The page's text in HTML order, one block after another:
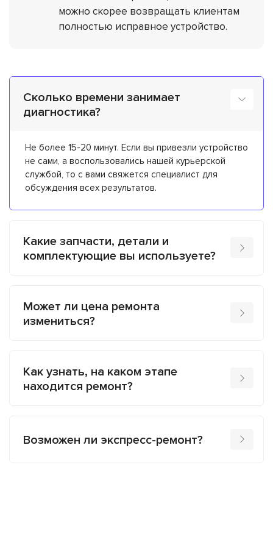
можно скорее возвращать клиентам
полностью исправное устройство.
Сколько времени занимает
диагностика?
Не более 15-20 минут. Если вы привезли устройство
не сами, а воспользовались нашей курьерской
службой, то с вами свяжется специалист для
обсуждения всех результатов.
Какие запчасти, детали и
комплектующие вы используете?
Может ли цена ремонта
измениться?
Как узнать, на каком этапе
находится ремонт?
Возможен ли экспресс-ремонт?